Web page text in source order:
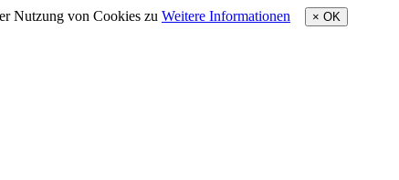
Nutzung von Cookies zu Weitere Informationen × OK